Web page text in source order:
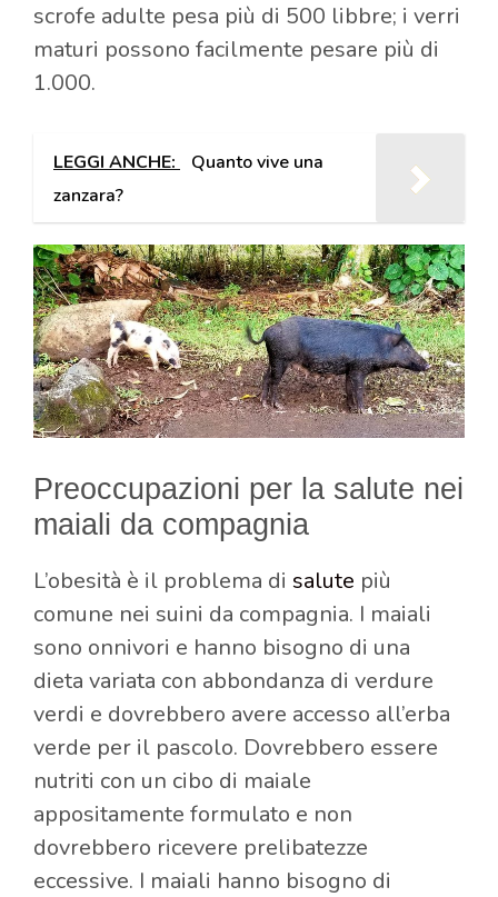
scrofe adulte pesa più di 500 libbre; i verri
maturi possono facilmente pesare più di
1.000.
LEGGI ANCHE: Quanto vive una
zanzara?
Preoccupazioni per la salute nei
maiali da compagnia
L’obesità è il problema di salute più
comune nei suini da compagnia. I maiali
sono onnivori e hanno bisogno di una
dieta variata con abbondanza di verdure
verdi e dovrebbero avere accesso all’erba
verde per il pascolo. Dovrebbero essere
nutriti con un cibo di maiale
appositamente formulato e non
dovrebbero ricevere prelibatezze
eccessive. I maiali hanno bisogno di